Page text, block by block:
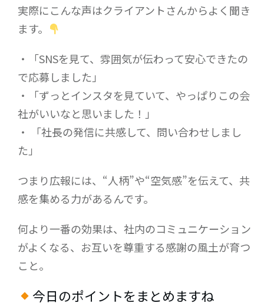
実際にこんな声はクライアントさんからよく聞き
ます。
・「SNSを見て、雰囲気が伝わって安心できたの
で応募しました」
・「ずっとインスタを見ていて、やっぱりこの会
社がいいなと思いました！」
・ 「社長の発信に共感して、問い合わせしまし
た」
つまり広報には、“人柄”や“空気感”を伝えて、共
感を集める力があるんです。
何より一番の効果は、社内のコミュニケーション
がよくなる、お互いを尊重する感謝の風土が育つ
こと。
今日のポイントをまとめますね